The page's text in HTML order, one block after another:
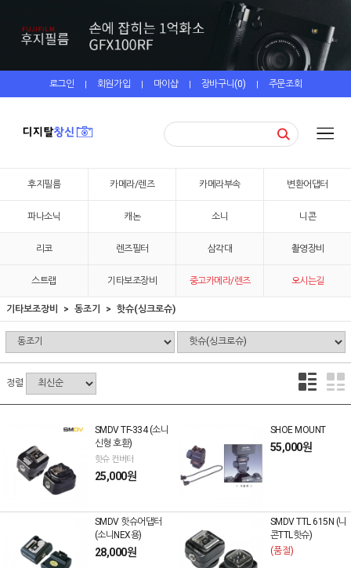
로그인 | 회원가입 | 마이샵 | 장바구니(0) | 주문조회
후지필름 카메라/렌즈 카메라부속 변환어댑터
파나소닉 캐논 소니 니콘
리코 렌즈필터 삼각대 촬영장비
스트랩 기타보조장비 중고카메라/렌즈 오시는길
기타보조장비 동조기 핫슈(싱크로슈)
정렬
SMDV TF-334 (소니
신형 호환)
핫슈 컨버터
25,000원
SHOE MOUNT
55,000원
SMDV 핫슈어댑터
(소니NEX용)
28,000원
SMDV TTL 615N (니
콘TTL핫슈)
(품절)